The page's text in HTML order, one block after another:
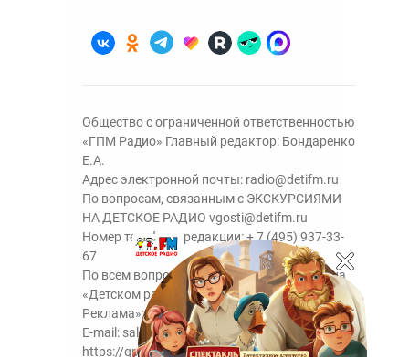
Общество с ограниченной ответственностью
«ГПМ Радио» Главный редактор: Бондаренко
Е.А.
Адрес электронной почты: radio@detifm.ru
По вопросам, связанным с ЭКСКУРСИЯМИ
НА ДЕТСКОЕ РАДИО vgosti@detifm.ru
Номер телефона редакции:+ 7 (495) 937-33-
67
По всем вопросам размещения рекламы на
«Детском радио» - сейлз-хаус «ГПМ
Реклама»:+7 (495) 921-40-41
E-mail: sales@gazprom-media.ru
https://gpmsaleshouse.ru/